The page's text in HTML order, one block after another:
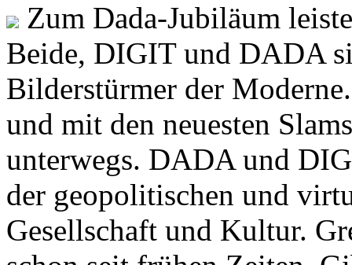
Zum Dada-Jubiläum
Beide, DIGIT und DADA
Bilderstürmer der
und mit den neuesten
unterwegs. DADA und
der geopolitischen und
Gesellschaft und Kultur.